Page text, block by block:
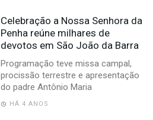
Celebração a Nossa Senhora da
Penha reúne milhares de
devotos em São João da Barra
Programação teve missa campal,
procissão terrestre e apresentação
do padre Antônio Maria
HÁ 4 ANOS